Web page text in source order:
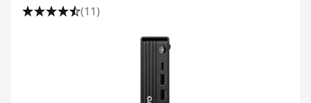
(11)